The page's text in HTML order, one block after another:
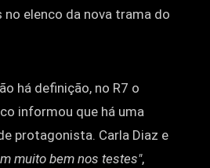
elenco da nova trama do
há definição, no R7 o
informou que há uma
protagonista. Carla Diaz e
muito bem nos testes",